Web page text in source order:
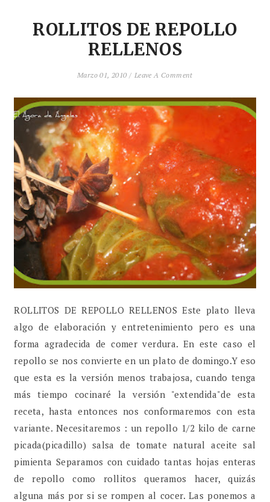
ROLLITOS DE REPOLLO
RELLENOS
Marzo 01, 2010 / Leave A Comment
ROLLITOS DE REPOLLO RELLENOS Este plato lleva
algo de elaboración y entretenimiento pero es una
forma agradecida de comer verdura. En este caso el
repollo se nos convierte en un plato de domingo.Y eso
que esta es la versión menos trabajosa, cuando tenga
más tiempo cocinaré la versión "extendida"de esta
receta, hasta entonces nos conformaremos con esta
variante. Necesitaremos : un repollo 1/2 kilo de carne
picada(picadillo) salsa de tomate natural aceite sal
pimienta Separamos con cuidado tantas hojas enteras
de repollo como rollitos queramos hacer, quizás
alguna más por si se rompen al cocer. Las ponemos a